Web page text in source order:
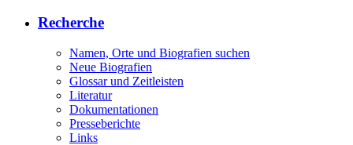
Recherche
Namen, Orte und Biografien suchen
Neue Biografien
Glossar und Zeitleisten
Literatur
Dokumentationen
Presseberichte
Links